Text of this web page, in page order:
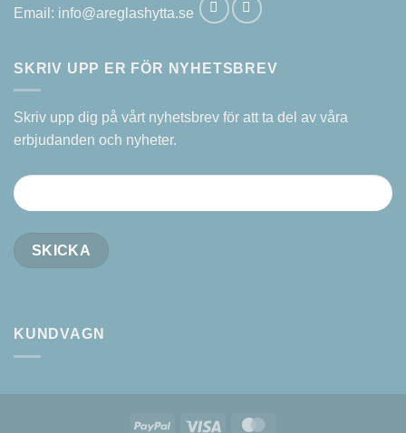
Email: info@areglashytta.se
SKRIV UPP ER FÖR NYHETSBREV
Skriv upp dig på vårt nyhetsbrev för att ta del av våra
erbjudanden och nyheter.
KUNDVAGN
PayPal Visa